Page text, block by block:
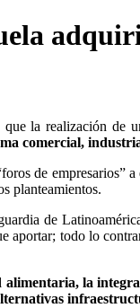
la realización de
comercial,
de empresarios”
planteamientos.
de
aportar; todo lo
alimentaria, la